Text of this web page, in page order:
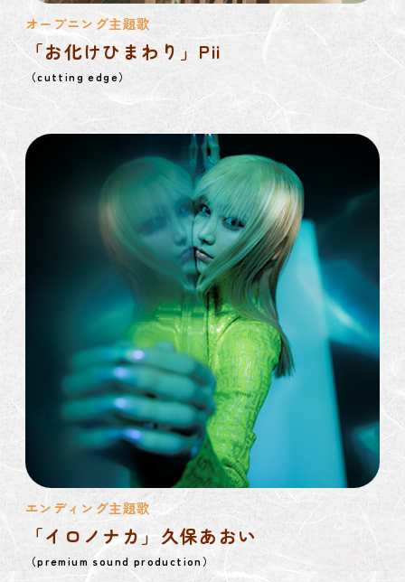
オープニング主題歌
「お化けひまわり」Pii
（cutting edge）
エンディング主題歌
「イロノナカ」久保あおい
（premium sound production）